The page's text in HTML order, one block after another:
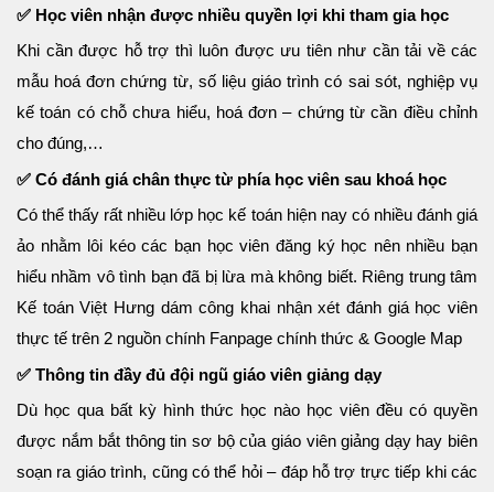
✅ Học viên nhận được nhiều quyền lợi khi tham gia học
Khi cần được hỗ trợ thì luôn được ưu tiên như cần tải về các
mẫu hoá đơn chứng từ, số liệu giáo trình có sai sót, nghiệp vụ
kế toán có chỗ chưa hiểu, hoá đơn – chứng từ cần điều chỉnh
cho đúng,…
✅ Có đánh giá chân thực từ phía học viên sau khoá học
Có thể thấy rất nhiều lớp học kế toán hiện nay có nhiều đánh giá
ảo nhằm lôi kéo các bạn học viên đăng ký học nên nhiều bạn
hiểu nhầm vô tình bạn đã bị lừa mà không biết. Riêng trung tâm
Kế toán Việt Hưng dám công khai nhận xét đánh giá học viên
thực tế trên 2 nguồn chính Fanpage chính thức & Google Map
✅ Thông tin đầy đủ đội ngũ giáo viên giảng dạy
Dù học qua bất kỳ hình thức học nào học viên đều có quyền
được nắm bắt thông tin sơ bộ của giáo viên giảng dạy hay biên
soạn ra giáo trình, cũng có thể hỏi – đáp hỗ trợ trực tiếp khi các